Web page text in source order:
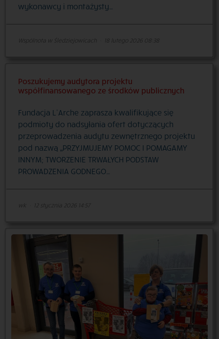
wykonawcy i montażysty…
Wspólnota w Śledziejowicach 18 lutego 2026 08:38
Poszukujemy audytora projektu
współfinansowanego ze środków publicznych
Fundacja L’Arche zaprasza kwalifikujące się
podmioty do nadsyłania ofert dotyczących
przeprowadzenia audytu zewnętrznego projektu
pod nazwą „PRZYJMUJEMY POMOC I POMAGAMY
INNYM; TWORZENIE TRWAŁYCH PODSTAW
PROWADZENIA GODNEGO…
wk 12 stycznia 2026 14:57